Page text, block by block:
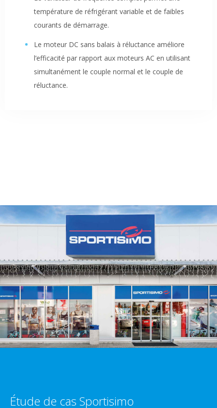
température de réfrigérant variable et de faibles
courants de démarrage.
Le moteur DC sans balais à réluctance améliore
l’efficacité par rapport aux moteurs AC en utilisant
simultanément le couple normal et le couple de
réluctance.
Étude de cas Sportisimo